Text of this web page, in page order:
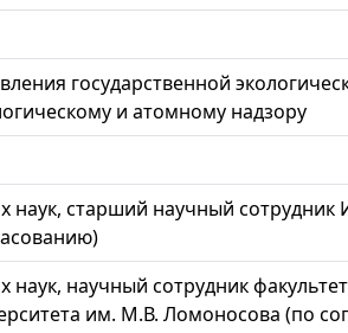
государственной
и атомному надзору
наук, старший научный
наук, научный сотрудник
им. М.В. Ломоносова (по